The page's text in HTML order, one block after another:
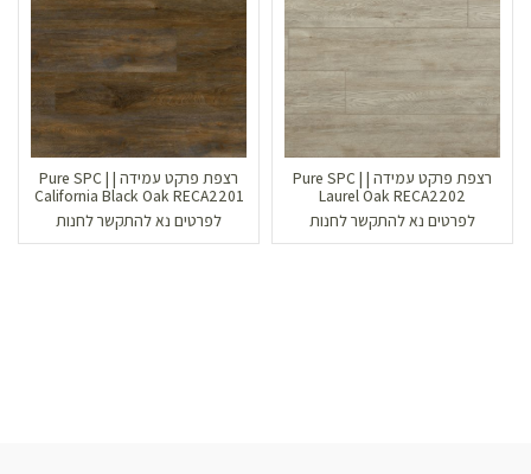
רצפת פרקט עמידה | Pure SPC |
Laurel Oak RECA2202
לפרטים נא להתקשר לחנות
רצפת פרקט עמידה | Pure SPC |
California Black Oak RECA2201
לפרטים נא להתקשר לחנות